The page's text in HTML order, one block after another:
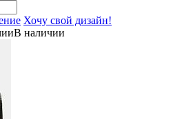
Хочу свой дизайн!
В наличии